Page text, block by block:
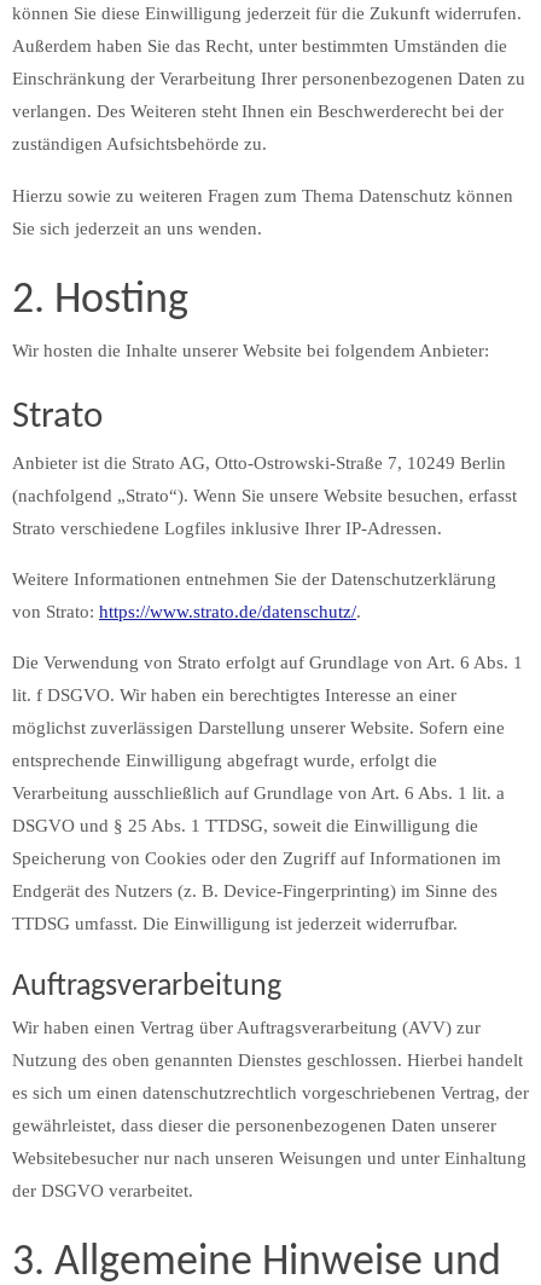
können Sie diese Einwilligung jederzeit für die Zukunft widerrufen.
Außerdem haben Sie das Recht, unter bestimmten Umständen die
Einschränkung der Verarbeitung Ihrer personenbezogenen Daten zu
verlangen. Des Weiteren steht Ihnen ein Beschwerderecht bei der
zuständigen Aufsichtsbehörde zu.
Hierzu sowie zu weiteren Fragen zum Thema Datenschutz können
Sie sich jederzeit an uns wenden.
2. Hosting
Wir hosten die Inhalte unserer Website bei folgendem Anbieter:
Strato
Anbieter ist die Strato AG, Otto-Ostrowski-Straße 7, 10249 Berlin
(nachfolgend „Strato“). Wenn Sie unsere Website besuchen, erfasst
Strato verschiedene Logfiles inklusive Ihrer IP-Adressen.
Weitere Informationen entnehmen Sie der Datenschutzerklärung
von Strato: https://www.strato.de/datenschutz/.
Die Verwendung von Strato erfolgt auf Grundlage von Art. 6 Abs. 1
lit. f DSGVO. Wir haben ein berechtigtes Interesse an einer
möglichst zuverlässigen Darstellung unserer Website. Sofern eine
entsprechende Einwilligung abgefragt wurde, erfolgt die
Verarbeitung ausschließlich auf Grundlage von Art. 6 Abs. 1 lit. a
DSGVO und § 25 Abs. 1 TTDSG, soweit die Einwilligung die
Speicherung von Cookies oder den Zugriff auf Informationen im
Endgerät des Nutzers (z. B. Device-Fingerprinting) im Sinne des
TTDSG umfasst. Die Einwilligung ist jederzeit widerrufbar.
Auftragsverarbeitung
Wir haben einen Vertrag über Auftragsverarbeitung (AVV) zur
Nutzung des oben genannten Dienstes geschlossen. Hierbei handelt
es sich um einen datenschutzrechtlich vorgeschriebenen Vertrag, der
gewährleistet, dass dieser die personenbezogenen Daten unserer
Websitebesucher nur nach unseren Weisungen und unter Einhaltung
der DSGVO verarbeitet.
3. Allgemeine Hinweise und